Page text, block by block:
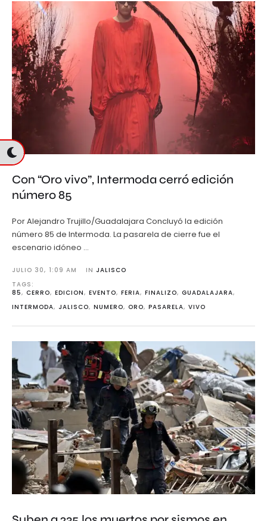
Con “Oro vivo”, Intermoda cerró edición
número 85
Por Alejandro Trujillo/Guadalajara Concluyó la edición
número 85 de Intermoda. La pasarela de cierre fue el
escenario idóneo …
JULIO 30, 1:09 AM IN JALISCO
TAGS:
85, CERRO, EDICION, EVENTO, FERIA, FINALIZO, GUADALAJARA,
INTERMODA, JALISCO, NUMERO, ORO, PASARELA, VIVO